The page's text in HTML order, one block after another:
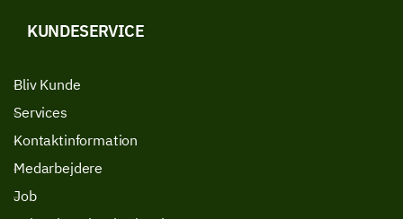
KUNDESERVICE
Bliv Kunde
Services
Kontaktinformation
Medarbejdere
Job